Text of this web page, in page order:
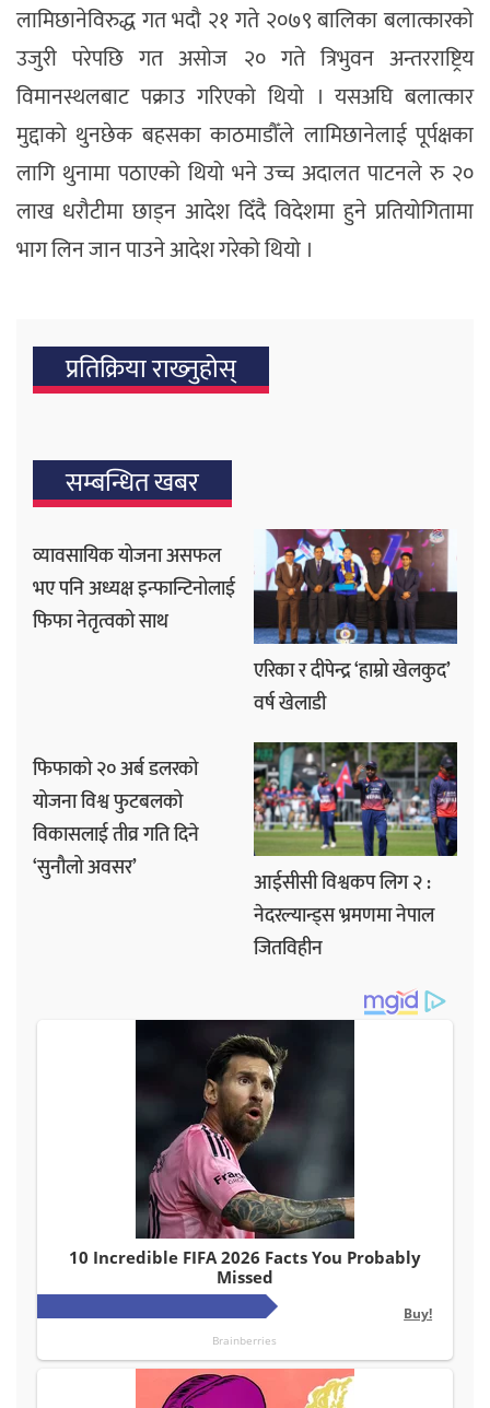
लामिछानेविरुद्ध गत भदौ २१ गते २०७९ बालिका बलात्कारको
उजुरी परेपछि गत असोज २० गते त्रिभुवन अन्तरराष्ट्रिय
विमानस्थलबाट पक्राउ गरिएको थियो । यसअघि बलात्कार
मुद्दाको थुनछेक बहसका काठमाडौँले लामिछानेलाई पूर्पक्षका
लागि थुनामा पठाएको थियो भने उच्च अदालत पाटनले रु २०
लाख धरौटीमा छाड्न आदेश दिँदै विदेशमा हुने प्रतियोगितामा
भाग लिन जान पाउने आदेश गरेको थियो ।
प्रतिक्रिया राख्‍नुहोस्
सम्बन्धित खबर
व्यावसायिक योजना असफल
भए पनि अध्यक्ष इन्फान्टिनोलाई
फिफा नेतृत्वको साथ
एरिका र दीपेन्द्र ‘हाम्रो खेलकुद’
वर्ष खेलाडी
फिफाको २० अर्ब डलरको
योजना विश्व फुटबलको
विकासलाई तीव्र गति दिने
‘सुनौलो अवसर’
आईसीसी विश्वकप लिग २ :
नेदरल्यान्ड्स भ्रमणमा नेपाल
जितविहीन